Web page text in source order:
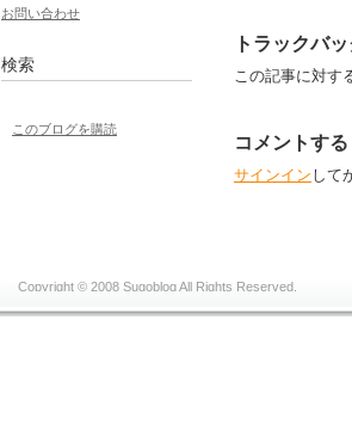
トラックバ
この記事に対す
コメントする
サインイン して
お問い合わせ
検索
このブログを購読
Copyright © 2008 Sugoblog All Rights Reserved.